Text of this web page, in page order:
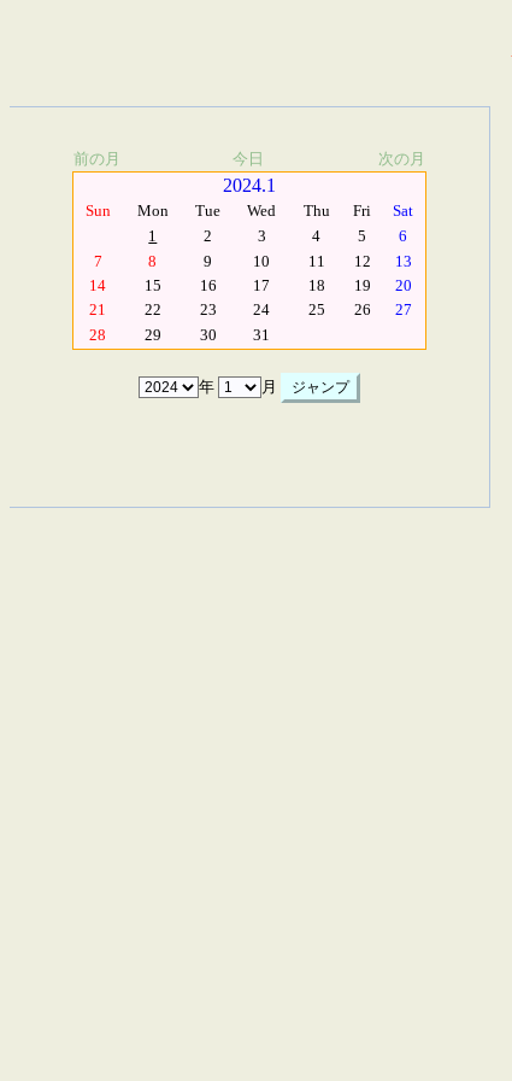
前の月 今日 次の月
2024.1
Sun Mon Tue Wed Thu Fri
Sat
1
2 3 4 5
6
7
8 9 10 11 12
13
14
15 16 17 18 19
20
21
22 23 24 25 26
27
28
29 30 31
年 月